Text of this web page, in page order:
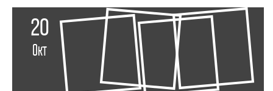
20
Окт